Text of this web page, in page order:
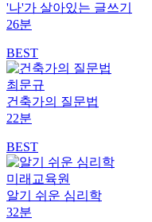
'나'가 살아있는 글쓰기
26분
BEST
최문규
건축가의 질문법
22분
BEST
미래교육원
알기 쉬운 심리학
32분